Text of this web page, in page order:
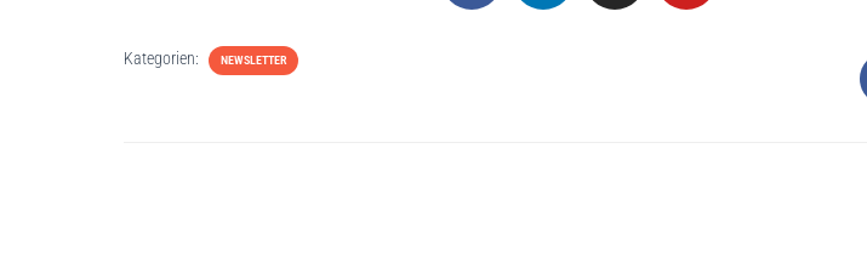
Kategorien: NEWSLETTER